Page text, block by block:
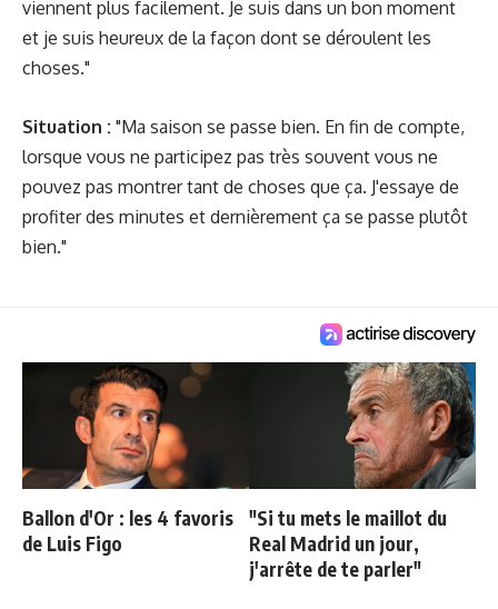
viennent plus facilement. Je suis dans un bon moment
et je suis heureux de la façon dont se déroulent les
choses."
Situation : "Ma saison se passe bien. En fin de compte,
lorsque vous ne participez pas très souvent vous ne
pouvez pas montrer tant de choses que ça. J'essaye de
profiter des minutes et dernièrement ça se passe plutôt
bien."
Ballon d'Or : les 4 favoris
de Luis Figo
"Si tu mets le maillot du
Real Madrid un jour,
j'arrête de te parler"